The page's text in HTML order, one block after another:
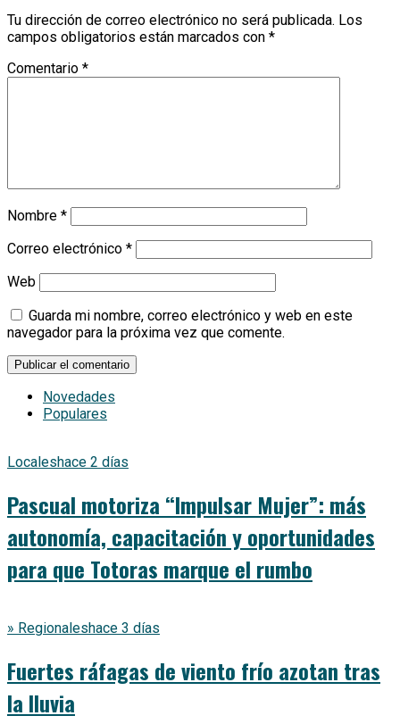
Tu dirección de correo electrónico no será publicada. Los
campos obligatorios están marcados con *
Comentario *
Nombre *
Correo electrónico *
Web
Guarda mi nombre, correo electrónico y web en este
navegador para la próxima vez que comente.
Novedades
Populares
Localeshace 2 días
Pascual motoriza “Impulsar Mujer”: más
autonomía, capacitación y oportunidades
para que Totoras marque el rumbo
» Regionaleshace 3 días
Fuertes ráfagas de viento frío azotan tras
la lluvia